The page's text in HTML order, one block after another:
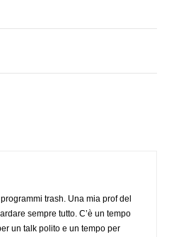
trash. Una mia prof del
sempre tutto. C’è un tempo
un talk polito e un tempo per